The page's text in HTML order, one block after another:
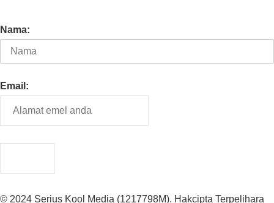
Nama:
Email:
© 2024 Serius Kool Media (1217798M). Hakcipta Terpelihara